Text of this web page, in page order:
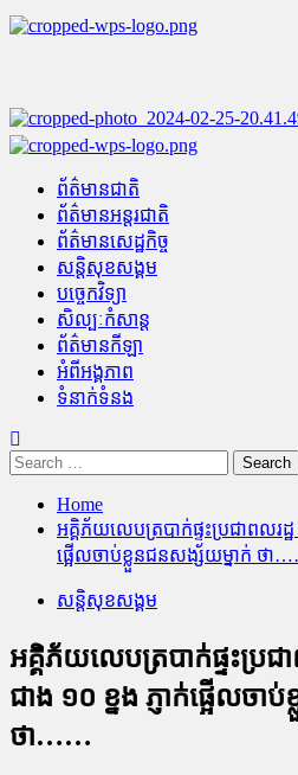
Skip
to
Primary
ព័ត៌មានជាតិ
ព័ត៌មានអន្តរជាតិ
ព័ត៌មានសេដ្ឋកិច្ច
សន្តិសុខសង្គម
បច្ចេកវិទ្យា
សិល្បៈកំសាន្ត
ព័ត៌មានកីឡា
អំពីអង្គភាព
ទំនាក់ទំនង
Search
for:
Home
អគ្គិភ័យលេបត្របាក់ផ្ទះប្រជាពលរ
ផ្អើលចាប់ខ្លួនជនសង្ស័យម្នាក់ ថា
សន្តិសុខសង្គម
អគ្គិភ័យលេបត្របាក់ផ្ទះប្រ
ជាង ១០ ខ្នង ភ្ញាក់ផ្អើលចា
ថា……